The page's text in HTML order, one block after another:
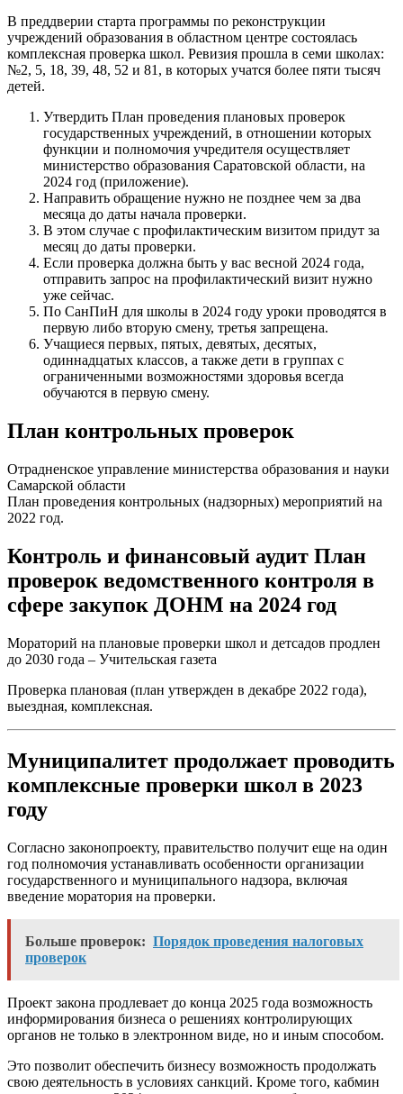
В преддверии старта программы по реконструкции
учреждений образования в областном центре состоялась
комплексная проверка школ. Ревизия прошла в семи школах:
№2, 5, 18, 39, 48, 52 и 81, в которых учатся более пяти тысяч
детей.
Утвердить План проведения плановых проверок
государственных учреждений, в отношении которых
функции и полномочия учредителя осуществляет
министерство образования Саратовской области, на
2024 год (приложение).
Направить обращение нужно не позднее чем за два
месяца до даты начала проверки.
В этом случае с профилактическим визитом придут за
месяц до даты проверки.
Если проверка должна быть у вас весной 2024 года,
отправить запрос на профилактический визит нужно
уже сейчас.
По СанПиН для школы в 2024 году уроки проводятся в
первую либо вторую смену, третья запрещена.
Учащиеся первых, пятых, девятых, десятых,
одиннадцатых классов, а также дети в группах с
ограниченными возможностями здоровья всегда
обучаются в первую смену.
План контрольных проверок
Отрадненское управление министерства образования и науки
Самарской области
План проведения контрольных (надзорных) мероприятий на
2022 год.
Контроль и финансовый аудит План
проверок ведомственного контроля в
сфере закупок ДОНМ на 2024 год
Мораторий на плановые проверки школ и детсадов продлен
до 2030 года – Учительская газета
Проверка плановая (план утвержден в декабре 2022 года),
выездная, комплексная.
Муниципалитет продолжает проводить
комплексные проверки школ в 2023
году
Согласно законопроекту, правительство получит еще на один
год полномочия устанавливать особенности организации
государственного и муниципального надзора, включая
введение моратория на проверки.
Больше проверок: Порядок проведения налоговых
проверок
Проект закона продлевает до конца 2025 года возможность
информирования бизнеса о решениях контролирующих
органов не только в электронном виде, но и иным способом.
Это позволит обеспечить бизнесу возможность продолжать
свою деятельность в условиях санкций. Кроме того, кабмин